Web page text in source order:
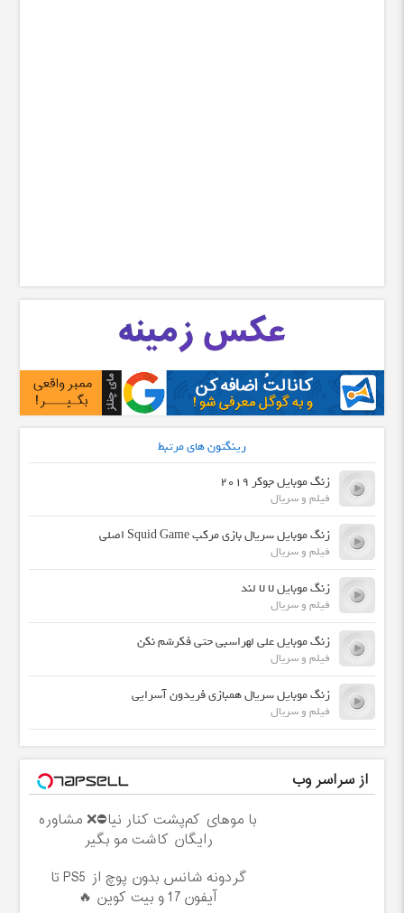
رینگتون های مرتبط
زنگ موبایل جوکر 2019
فیلم و سریال
زنگ موبایل سریال بازی مرکب Squid Game اصلی
فیلم و سریال
زنگ موبایل لا لا لند
فیلم و سریال
زنگ موبایل علی لهراسبی حتی فکرشم نکن
فیلم و سریال
زنگ موبایل سریال همبازی فریدون آسرایی
فیلم و سریال
از سراسر وب
با موهای کم‌پشت کنار نیا⛔️❌ مشاوره
رایگان کاشت مو بگیر
گردونه شانس بدون پوچ از PS5 تا
آیفون17 و بیت کوین 🔥